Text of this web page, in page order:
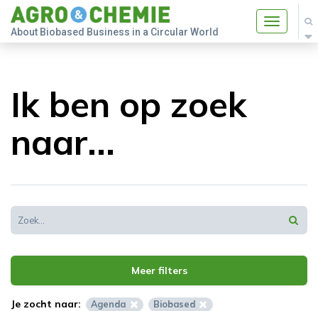
Toggle
About Biobased Business in a Circular World
Ik ben op zoek
naar...
Meer filters
Je zocht naar: Agenda Biobased